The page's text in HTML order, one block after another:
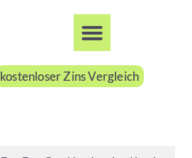
kostenloser Zins Vergleich